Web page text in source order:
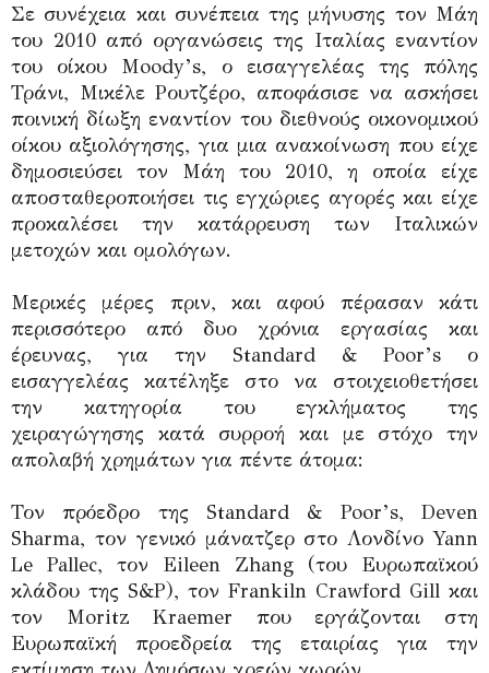
Σε συνέχεια και συνέπεια της μήνυσης τον Μάη
του 2010 από οργανώσεις της Ιταλίας εναντίον
του οίκου Moody’s, ο εισαγγελέας της πόλης
Τράνι, Μικέλε Ρουτζέρο, αποφάσισε να ασκήσει
ποινική δίωξη εναντίον του διεθνούς οικονομικού
οίκου αξιολόγησης, για μια ανακοίνωση που είχε
δημοσιεύσει τον Μάη του 2010, η οποία είχε
αποσταθεροποιήσει τις εγχώριες αγορές και είχε
προκαλέσει την κατάρρευση των Ιταλικών
μετοχών και ομολόγων.
Μερικές μέρες πριν, και αφού πέρασαν κάτι
περισσότερο από δυο χρόνια εργασίας και
έρευνας, για την Standard & Poor’s ο
εισαγγελέας κατέληξε στο να στοιχειοθετήσει
την κατηγορία του εγκλήματος της
χειραγώγησης κατά συρροή και με στόχο την
απολαβή χρημάτων για πέντε άτομα:
Τον πρόεδρο της Standard & Poor’s, Deven
Sharma, τον γενικό μάνατζερ στο Λονδίνο Yann
Le Pallec, τον Eileen Zhang (του Ευρωπαϊκού
κλάδου της S&P), τον Frankiln Crawford Gill και
τον Moritz Kraemer που εργάζονται στη
Ευρωπαϊκή προεδρεία της εταιρίας για την